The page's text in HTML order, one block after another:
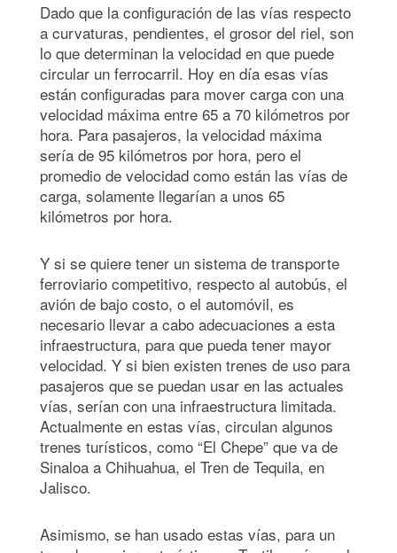
Dado que la configuración de las vías respecto
a curvaturas, pendientes, el grosor del riel, son
lo que determinan la velocidad en que puede
circular un ferrocarril. Hoy en día esas vías
están configuradas para mover carga con una
velocidad máxima entre 65 a 70 kilómetros por
hora. Para pasajeros, la velocidad máxima
sería de 95 kilómetros por hora, pero el
promedio de velocidad como están las vías de
carga, solamente llegarían a unos 65
kilómetros por hora.
Y si se quiere tener un sistema de transporte
ferroviario competitivo, respecto al autobús, el
avión de bajo costo, o el automóvil, es
necesario llevar a cabo adecuaciones a esta
infraestructura, para que pueda tener mayor
velocidad. Y si bien existen trenes de uso para
pasajeros que se puedan usar en las actuales
vías, serían con una infraestructura limitada.
Actualmente en estas vías, circulan algunos
trenes turísticos, como “El Chepe” que va de
Sinaloa a Chihuahua, el Tren de Tequila, en
Jalisco.
Asimismo, se han usado estas vías, para un